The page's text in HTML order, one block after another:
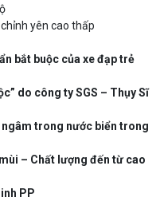
yên cao thấp
bắt buộc của xe đạp trẻ
do công ty SGS – Thụy Sĩ
trong nước biển trong
– Chất lượng đến từ cao
PP